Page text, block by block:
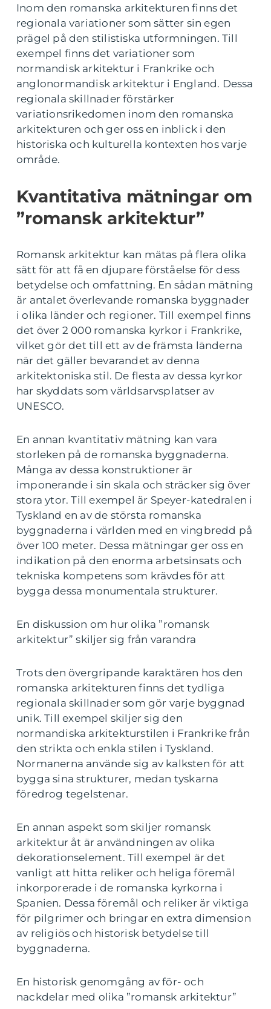
Inom den romanska arkitekturen finns det
regionala variationer som sätter sin egen
prägel på den stilistiska utformningen. Till
exempel finns det variationer som
normandisk arkitektur i Frankrike och
anglonormandisk arkitektur i England. Dessa
regionala skillnader förstärker
variationsrikedomen inom den romanska
arkitekturen och ger oss en inblick i den
historiska och kulturella kontexten hos varje
område.
Kvantitativa mätningar om
”romansk arkitektur”
Romansk arkitektur kan mätas på flera olika
sätt för att få en djupare förståelse för dess
betydelse och omfattning. En sådan mätning
är antalet överlevande romanska byggnader
i olika länder och regioner. Till exempel finns
det över 2 000 romanska kyrkor i Frankrike,
vilket gör det till ett av de främsta länderna
när det gäller bevarandet av denna
arkitektoniska stil. De flesta av dessa kyrkor
har skyddats som världsarvsplatser av
UNESCO.
En annan kvantitativ mätning kan vara
storleken på de romanska byggnaderna.
Många av dessa konstruktioner är
imponerande i sin skala och sträcker sig över
stora ytor. Till exempel är Speyer-katedralen i
Tyskland en av de största romanska
byggnaderna i världen med en vingbredd på
över 100 meter. Dessa mätningar ger oss en
indikation på den enorma arbetsinsats och
tekniska kompetens som krävdes för att
bygga dessa monumentala strukturer.
En diskussion om hur olika ”romansk
arkitektur” skiljer sig från varandra
Trots den övergripande karaktären hos den
romanska arkitekturen finns det tydliga
regionala skillnader som gör varje byggnad
unik. Till exempel skiljer sig den
normandiska arkitekturstilen i Frankrike från
den strikta och enkla stilen i Tyskland.
Normanerna använde sig av kalksten för att
bygga sina strukturer, medan tyskarna
föredrog tegelstenar.
En annan aspekt som skiljer romansk
arkitektur åt är användningen av olika
dekorationselement. Till exempel är det
vanligt att hitta reliker och heliga föremål
inkorporerade i de romanska kyrkorna i
Spanien. Dessa föremål och reliker är viktiga
för pilgrimer och bringar en extra dimension
av religiös och historisk betydelse till
byggnaderna.
En historisk genomgång av för- och
nackdelar med olika ”romansk arkitektur”